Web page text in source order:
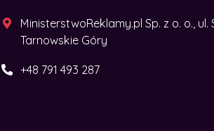
MinisterstwoReklamy.pl Sp. z o. o.,
Tarnowskie Góry
+48 791 493 287